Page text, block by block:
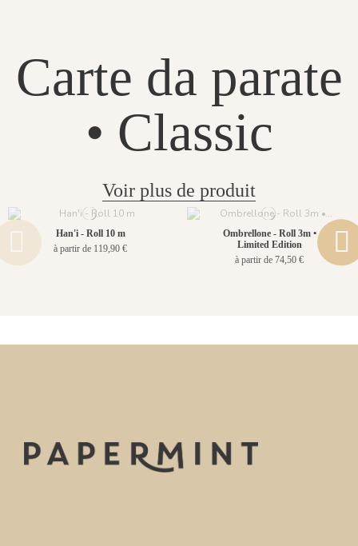
Carte da parate
• Classic
Voir plus de produit
Han'i - Roll 10 m
à partir de 119,90 €
Ombrellone - Roll 3m •
Limited Edition
à partir de 74,50 €